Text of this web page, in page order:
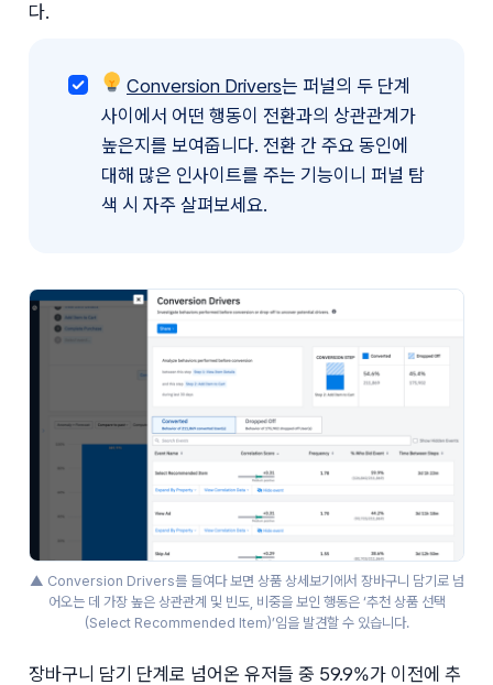
다.
💡 Conversion Drivers는 퍼널의 두 단계
사이에서 어떤 행동이 전환과의 상관관계가
높은지를 보여줍니다. 전환 간 주요 동인에
대해 많은 인사이트를 주는 기능이니 퍼널 탐
색 시 자주 살펴보세요.
▲ Conversion Drivers를 들여다 보면 상품 상세보기에서 장바구니 담기로 넘
어오는 데 가장 높은 상관관계 및 빈도, 비중을 보인 행동은 ‘추천 상품 선택
(Select Recommended Item)’임을 발견할 수 있습니다.
장바구니 담기 단계로 넘어온 유저들 중 59.9%가 이전에 추